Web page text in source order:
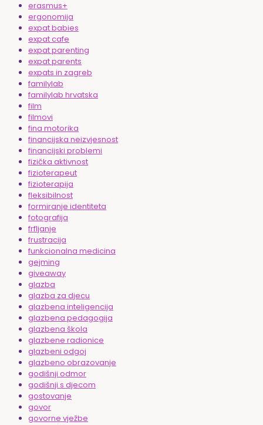
erasmus+
ergonomija
expat babies
expat cafe
expat parenting
expat parents
expats in zagreb
familylab
familylab hrvatska
film
filmovi
fina motorika
financijska neizvjesnost
financijski problemi
fizička aktivnost
fizioterapeut
fizioterapija
fleksibilnost
formiranje identiteta
fotografija
frfljanje
frustracija
funkcionalna medicina
gejming
giveaway
glazba
glazba za djecu
glazbena inteligencija
glazbena pedagogija
glazbena škola
glazbene radionice
glazbeni odgoj
glazbeno obrazovanje
godišnji odmor
godišnji s djecom
gostovanje
govor
govorne vježbe